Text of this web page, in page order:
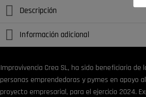
Descripción
Información adicional
Improvivencia Crea SL, ha sido beneficiaria
personas emprendedoras y pymes en apoyo
proyecto empresarial, para el ejercicio 2024.